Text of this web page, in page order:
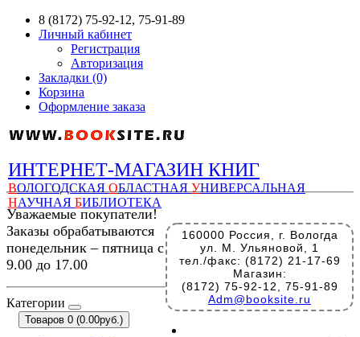
8 (8172) 75-92-12, 75-91-89
Личный кабинет
Регистрация
Авторизация
Закладки (0)
Корзина
Оформление заказа
ИНТЕРНЕТ-МАГАЗИН КНИГ
ВОЛОГОДСКАЯ ОБЛАСТНАЯ УНИВЕРСАЛЬНАЯ
НАУЧНАЯ БИБЛИОТЕКА
160000 Россия, г. Вологда
ул. М. Ульяновой, 1
тел./факс: (8172) 21-17-69
Магазин:
(8172) 75-92-12, 75-91-89
Adm@booksite.ru
Уважаемые покупатели!
Заказы обрабатываются
понедельник – пятница с
9.00 до 17.00
Категории
Товаров 0 (0.00руб.)